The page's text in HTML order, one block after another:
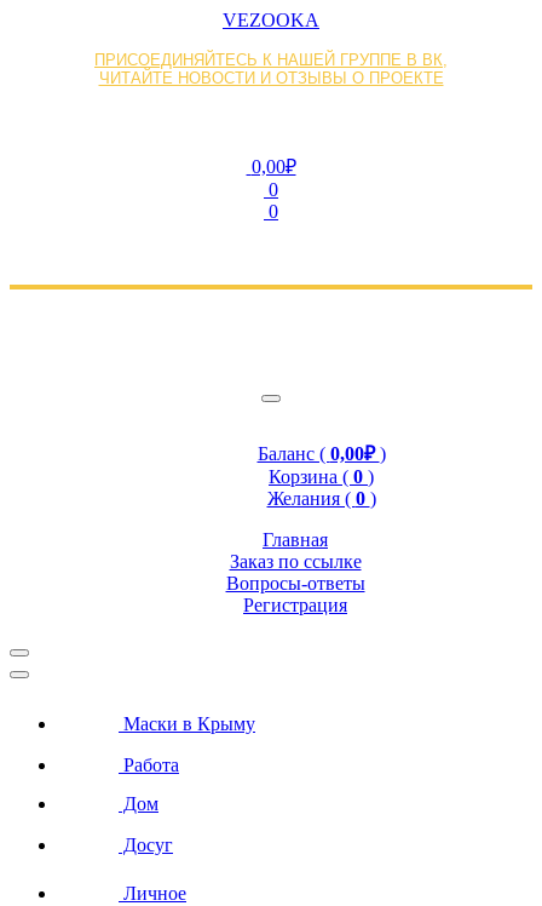
VEZOOKA
ПРИСОЕДИНЯЙТЕСЬ К НАШЕЙ ГРУППЕ В ВК,
ЧИТАЙТЕ НОВОСТИ И ОТЗЫВЫ О ПРОЕКТЕ
0,00₽
0
0
Баланс ( 0,00₽)
Корзина ( 0 )
Желания ( 0 )
Главная
Заказ по ссылке
Вопросы-ответы
Регистрация
Маски в Крыму
Работа
Дом
Досуг
Личное